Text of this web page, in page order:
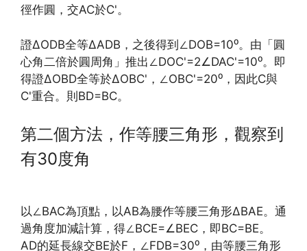
徑作圓，交AC於C'。
證∆ODB全等∆ADB，之後得到∠DOB=10⁰。由「圓
心角二倍於圓周角」推出∠DOC'=2∠DAC'=10⁰。即
得證∆OBD全等於∆OBC'，∠OBC'=20⁰，因此C與
C'重合。則BD=BC。
第二個方法，作等腰三角形，觀察到
有30度角
以∠BAC為頂點，以AB為腰作等腰三角形∆BAE。通
過角度加減計算，得∠BCE=∠BEC，即BC=BE。
AD的延長線交BE於F，∠FDB=30⁰，由等腰三角形